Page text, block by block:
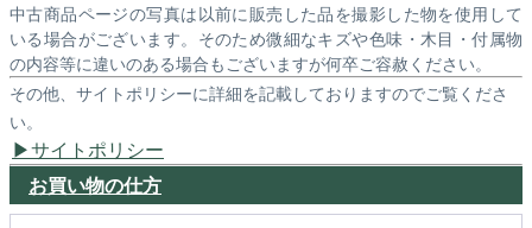
中古商品ページの写真は以前に販売した品を撮影した物を使用して
いる場合がございます。そのため微細なキズや色味・木目・付属物
の内容等に違いのある場合もございますが何卒ご容赦ください。
その他、サイトポリシーに詳細を記載しておりますのでご覧くださ
い。
サイトポリシー
お買い物の仕方